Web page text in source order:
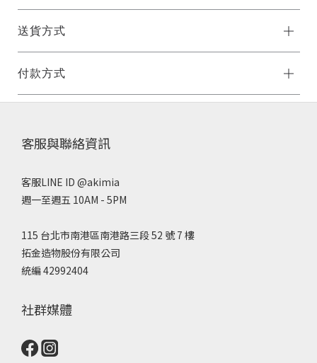
送貨方式
付款方式
客服與聯絡資訊
客服LINE ID @akimia
週一至週五 10AM - 5PM
115 台北市南港區南港路三段 52 號 7 樓
拓金造物股份有限公司
統編 42992404
社群媒體